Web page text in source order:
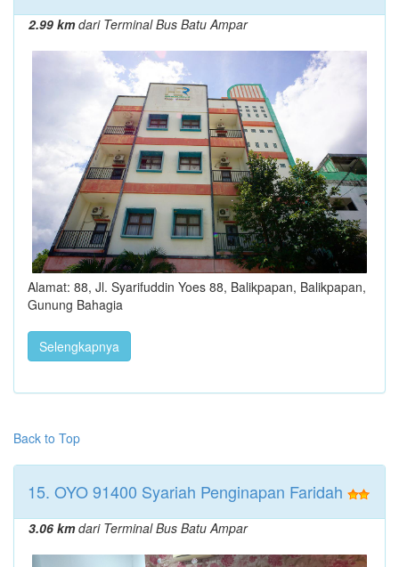
2.99 kmdari Terminal Bus Batu Ampar
Alamat: 88, Jl. Syarifuddin Yoes 88, Balikpapan, Balikpapan,
Gunung Bahagia
Selengkapnya
Back to Top
15. OYO 91400 Syariah Penginapan Faridah
3.06 kmdari Terminal Bus Batu Ampar